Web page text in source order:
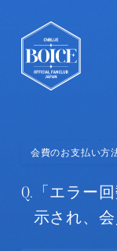
会費のお支払い方
Q. 「エラー
示され、